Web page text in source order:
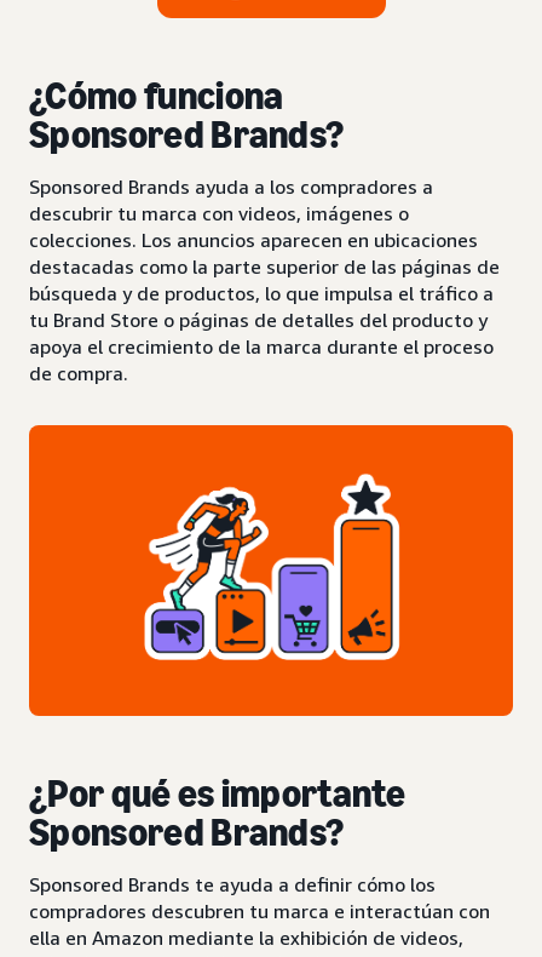
¿Cómo funciona
Sponsored Brands?
Sponsored Brands ayuda a los compradores a
descubrir tu marca con videos, imágenes o
colecciones. Los anuncios aparecen en ubicaciones
destacadas como la parte superior de las páginas de
búsqueda y de productos, lo que impulsa el tráfico a
tu Brand Store o páginas de detalles del producto y
apoya el crecimiento de la marca durante el proceso
de compra.
¿Por qué es importante
Sponsored Brands?
Sponsored Brands te ayuda a definir cómo los
compradores descubren tu marca e interactúan con
ella en Amazon mediante la exhibición de videos,